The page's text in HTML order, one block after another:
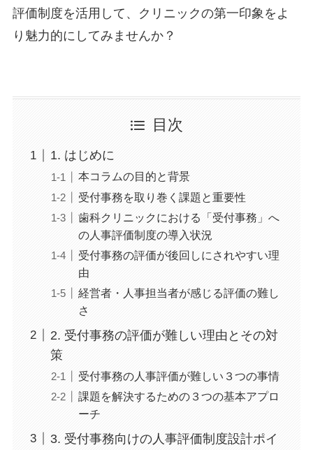
評価制度を活用して、クリニックの第一印象をよ
り魅力的にしてみませんか？
目次
1. はじめに
本コラムの目的と背景
受付事務を取り巻く課題と重要性
歯科クリニックにおける「受付事務」へ
の人事評価制度の導入状況
受付事務の評価が後回しにされやすい理
由
経営者・人事担当者が感じる評価の難し
さ
2. 受付事務の評価が難しい理由とその対
策
受付事務の人事評価が難しい３つの事情
課題を解決するための３つの基本アプロ
ーチ
3. 受付事務向けの人事評価制度設計ポイ